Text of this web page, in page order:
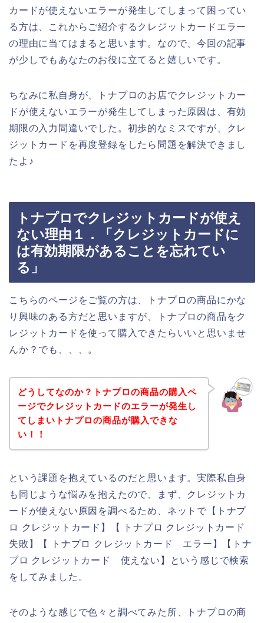
カードが使えないエラーが発生してしまって困ってい
る方は、これからご紹介するクレジットカードエラー
の理由に当てはまると思います。なので、今回の記事
が少しでもあなたのお役に立てると嬉しいです。
ちなみに私自身が、トナプロのお店でクレジットカー
ドが使えないエラーが発生してしまった原因は、有効
期限の入力間違いでした。初歩的なミスですが、クレ
ジットカードを再度登録をしたら問題を解決できまし
たよ♪
トナプロでクレジットカードが使え
ない理由１．「クレジットカードに
は有効期限があることを忘れてい
る」
こちらのページをご覧の方は、トナプロの商品にかな
り興味のある方だと思いますが、トナプロの商品をク
レジットカードを使って購入できたらいいと思いませ
んか？でも、、、。
どうしてなのか？トナプロの商品の購入ペ
ージでクレジットカードのエラーが発生し
てしまいトナプロの商品が購入できな
い！！
という課題を抱えているのだと思います。実際私自身
も同じような悩みを抱えたので、まず、クレジットカ
ードが使えない原因を調べるため、ネットで【トナプ
ロ クレジットカード】【 トナプロ クレジットカード
失敗】【 トナプロ クレジットカード エラー】【トナ
プロ クレジットカード 使えない】という感じで検索
をしてみました。
そのような感じで色々と調べてみた所、トナプロの商